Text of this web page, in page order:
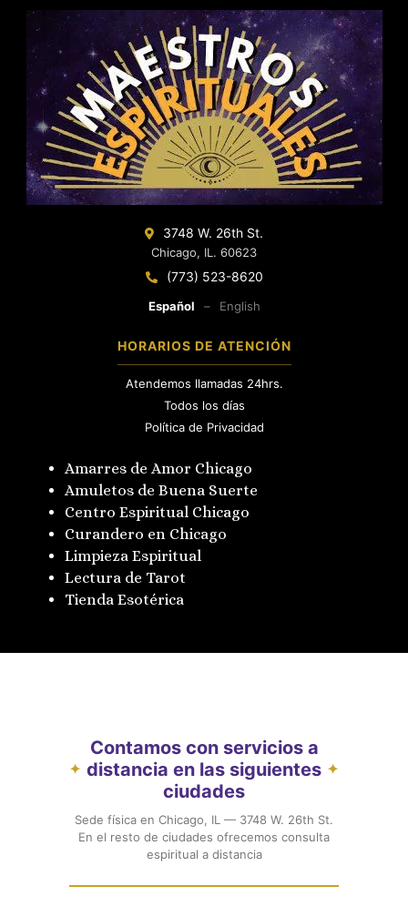
3748 W. 26th St.
Chicago, IL. 60623
(773) 523-8620
Español – English
HORARIOS DE ATENCIÓN
Atendemos llamadas 24hrs.
Todos los días
Política de Privacidad
Amarres de Amor Chicago
Amuletos de Buena Suerte
Centro Espiritual Chicago
Curandero en Chicago
Limpieza Espiritual
Lectura de Tarot
Tienda Esotérica
✦
Contamos con servicios a
distancia en las siguientes
ciudades
✦
Sede física en Chicago, IL — 3748 W. 26th St.
En el resto de ciudades ofrecemos consulta
espiritual a distancia